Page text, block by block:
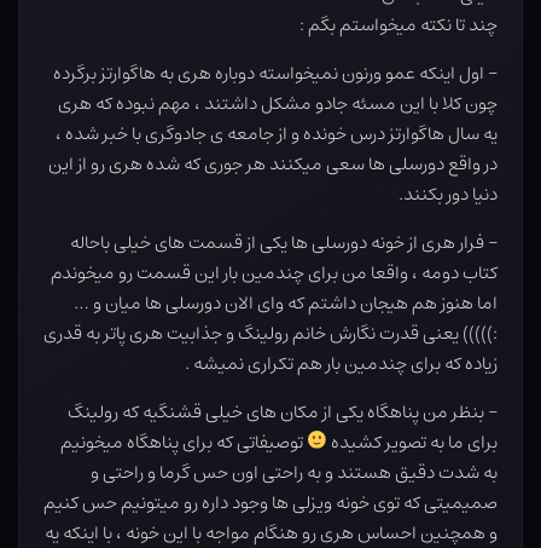
چند تا نکته میخواستم بگم :
– اول اینکه عمو ورنون نمیخواسته دوباره هری به هاگوارتز برگرده
چون کلا با این مسئه جادو مشکل داشتند ، مهم نبوده که هری
یه سال هاگوارتز درس خونده و از جامعه ی جادوگری با خبر شده ،
در واقع دورسلی ها سعی میکنند هر جوری که شده هری رو از این
دنیا دور بکنند.
– فرار هری از خونه دورسلی ها یکی از قسمت های خیلی باحاله
کتاب دومه ، واقعا من برای چندمین بار این قسمت رو میخوندم
اما هنوز هم هیجان داشتم که وای الان دورسلی ها میان و …
:))))) یعنی قدرت نگارش خانم رولینگ و جذابیت هری پاتر به قدری
زیاده که برای چندمین بار هم تکراری نمیشه .
– بنظر من پناهگاه یکی از مکان های خیلی قشنگیه که رولینگ
برای ما به تصویر کشیده
توصیفاتی که برای پناهگاه میخونیم
به شدت دقیق هستند و به راحتی اون حس گرما و راحتی و
صمیمیتی که توی خونه ویزلی ها وجود داره رو میتونیم حس کنیم
و همچنین احساس هری رو هنگام مواجه با این خونه ، با اینکه یه